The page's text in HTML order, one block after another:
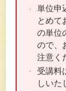
単位申
とめて
の単位
ので、
注意く
受講料
しいた